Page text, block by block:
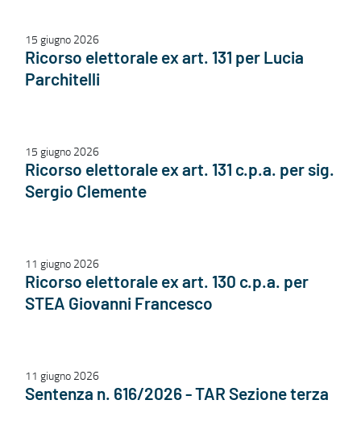
15 giugno 2026
Ricorso elettorale ex art. 131 per Lucia
Parchitelli
15 giugno 2026
Ricorso elettorale ex art. 131 c.p.a. per sig.
Sergio Clemente
11 giugno 2026
Ricorso elettorale ex art. 130 c.p.a. per
STEA Giovanni Francesco
11 giugno 2026
Sentenza n. 616/2026 - TAR Sezione terza